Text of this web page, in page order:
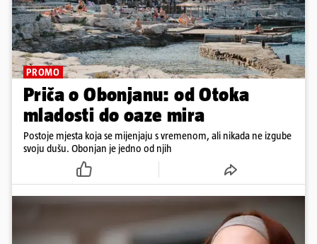
PROMO
Priča o Obonjanu: od Otoka
mladosti do oaze mira
Postoje mjesta koja se mijenjaju s vremenom, ali nikada ne izgube
svoju dušu. Obonjan je jedno od njih